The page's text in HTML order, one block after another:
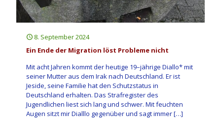
8. September 2024
Ein Ende der Migration löst Probleme nicht
Mit acht Jahren kommt der heutige 19–jährige Diallo* mit
seiner Mutter aus dem Irak nach Deutschland. Er ist
Jeside, seine Familie hat den Schutzstatus in
Deutschland erhalten. Das Strafregister des
Jugendlichen liest sich lang und schwer. Mit feuchten
Augen sitzt mir Dialllo gegenüber und sagt immer[…]